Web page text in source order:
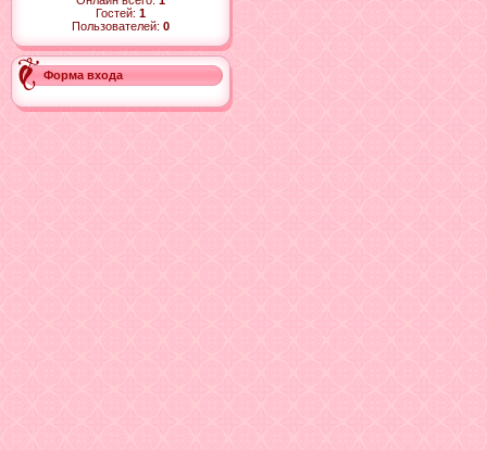
Гостей: 1
Пользователей: 0
Форма входа